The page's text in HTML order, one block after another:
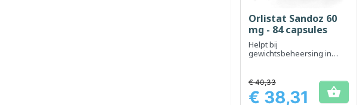
Snel bekijken
Orlistat Sandoz 60
mg - 84 capsules
Helpt bij
gewichtsbeheersing in
Prijs
€ 40,33
€ 38,31 